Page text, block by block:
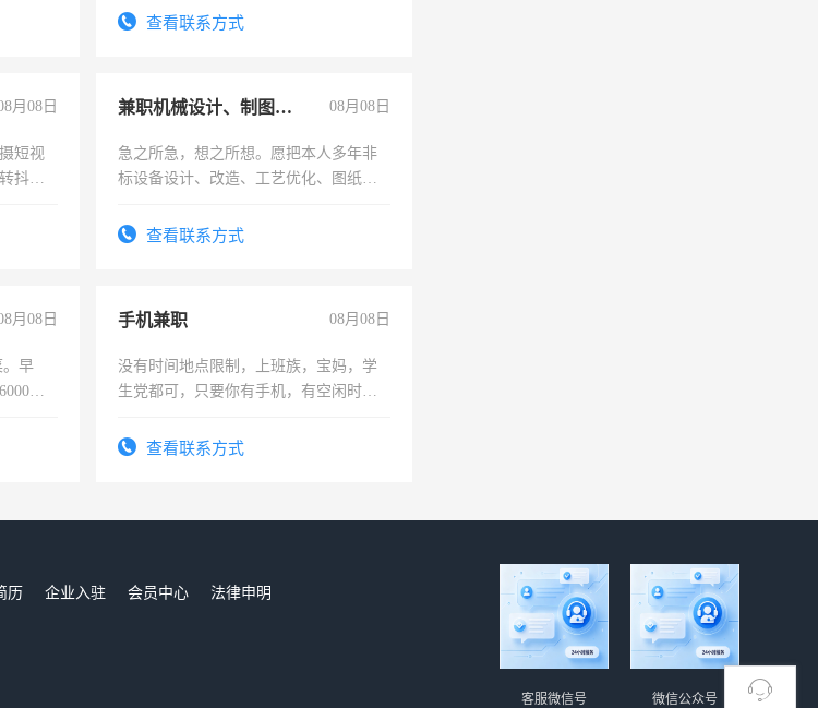
查看联系方式
月08日
短视
抖音
抖
兼职机械设计、制图、设备改造 08月08日
急之所急，想之所想。愿把本人多年非
标设备设计、改造、工艺优化、图纸制
结识有识之士，共享未来。
查看联系方式
月08日
。早
以
手机兼职 08月08日
没有时间地点限制，上班族，宝妈，学
生党都可，只要你有手机，有空闲时
勤快的四五十，每天挣零花钱没问题！
查看联系方式
历 企业入驻 会员中心
法律申明
微信公众号
客服微信号